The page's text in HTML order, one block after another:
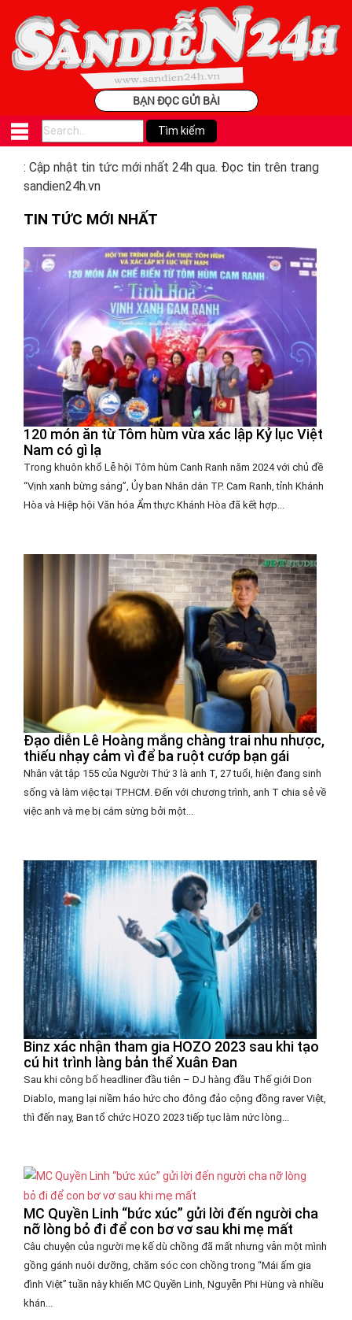
BẠN ĐỌC GỬI BÀI
: Cập nhật tin tức mới nhất 24h qua. Đọc tin trên trang
sandien24h.vn
TIN TỨC MỚI NHẤT
120 món ăn từ Tôm hùm vừa xác lập Kỷ lục Việt
Nam có gì lạ
Trong khuôn khổ Lễ hội Tôm hùm Canh Ranh năm 2024 với chủ đề
“Vịnh xanh bừng sáng”, Ủy ban Nhân dân TP. Cam Ranh, tỉnh Khánh
Hòa và Hiệp hội Văn hóa Ẩm thực Khánh Hòa đã kết hợp...
Đạo diễn Lê Hoàng mắng chàng trai nhu nhược,
thiếu nhạy cảm vì để ba ruột cướp bạn gái
Nhân vật tập 155 của Người Thứ 3 là anh T, 27 tuổi, hiện đang sinh
sống và làm việc tại TP.HCM. Đến với chương trình, anh T chia sẻ về
việc anh và mẹ bị cắm sừng bởi một...
Binz xác nhận tham gia HOZO 2023 sau khi tạo
cú hit trình làng bản thể Xuân Đan
Sau khi công bố headliner đầu tiên – DJ hàng đầu Thế giới Don
Diablo, mang lại niềm háo hức cho đông đảo cộng đồng raver Việt,
thì đến nay, Ban tổ chức HOZO 2023 tiếp tục làm nức lòng...
MC Quyền Linh “bức xúc” gửi lời đến người cha
nỡ lòng bỏ đi để con bơ vơ sau khi mẹ mất
Câu chuyện của người mẹ kế dù chồng đã mất nhưng vẫn một mình
gồng gánh nuôi dưỡng, chăm sóc con chồng trong “Mái ấm gia
đình Việt” tuần này khiến MC Quyền Linh, Nguyễn Phi Hùng và nhiều
khán...